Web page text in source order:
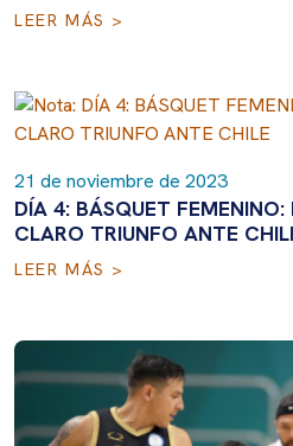
LEER MÁS >
21 de noviembre de 2023
DÍA 4: BÁSQUET FEMENINO:
CLARO TRIUNFO ANTE
LEER MÁS >